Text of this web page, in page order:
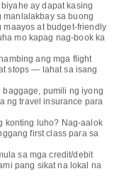
ay dapat kasing
manlalakbay sa buong
maayos at budget-friendly
mo kapag nag-book ka
ang mga flight
stops — lahat sa isang
baggage, pumili ng iyong
ng travel insurance para
konting luho? Nag-aalok
first class para sa
sa mga credit/debit
pang sikat na lokal na